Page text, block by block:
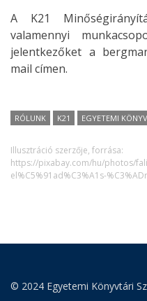
A K21
valamennyi
jelentkezőket a
mail címen.
RÓLUNK K21 EGYETEMI
Illusztráció szerzője, forrása:
https://pixabay.com/hu/photos/
el%C5%91ad%C3%A1s-
© 2024 Egyetemi Könyvtári